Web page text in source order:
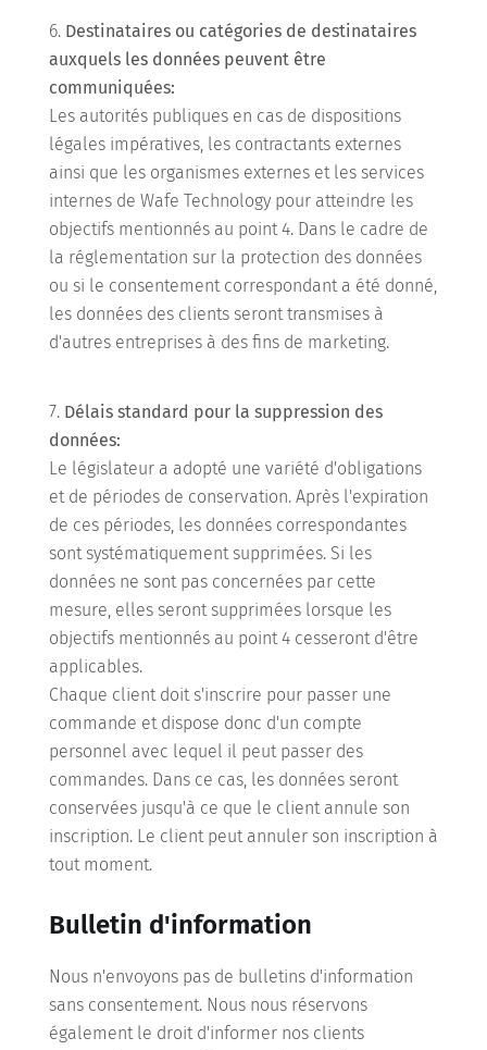
Destinataires ou catégories de destinataires
auxquels les données peuvent être
communiquées:
Les autorités publiques en cas de dispositions
légales impératives, les contractants externes
ainsi que les organismes externes et les services
internes de Wafe Technology pour atteindre les
objectifs mentionnés au point 4. Dans le cadre de
la réglementation sur la protection des données
ou si le consentement correspondant a été donné,
les données des clients seront transmises à
d'autres entreprises à des fins de marketing.
Délais standard pour la suppression des
données:
Le législateur a adopté une variété d'obligations
et de périodes de conservation. Après l'expiration
de ces périodes, les données correspondantes
sont systématiquement supprimées. Si les
données ne sont pas concernées par cette
mesure, elles seront supprimées lorsque les
objectifs mentionnés au point 4 cesseront d'être
applicables.
Chaque client doit s'inscrire pour passer une
commande et dispose donc d'un compte
personnel avec lequel il peut passer des
commandes. Dans ce cas, les données seront
conservées jusqu'à ce que le client annule son
inscription. Le client peut annuler son inscription à
tout moment.
Bulletin d'information
Nous n'envoyons pas de bulletins d'information
sans consentement. Nous nous réservons
également le droit d'informer nos clients